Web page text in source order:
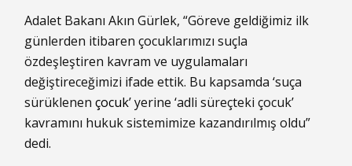
Adalet Bakanı Akın Gürlek, “Göreve geldiğimiz ilk
günlerden itibaren çocuklarımızı suçla
özdeşleştiren kavram ve uygulamaları
değiştireceğimizi ifade ettik. Bu kapsamda ‘suça
sürüklenen çocuk’ yerine ‘adli süreçteki çocuk’
kavramını hukuk sistemimize kazandırılmış oldu”
dedi.